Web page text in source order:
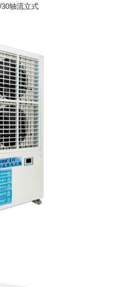
轴流立式